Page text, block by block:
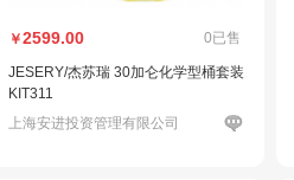
￥2599.00 0已售
JESERY/杰苏瑞 30加仑化学型桶套装
KIT311
上海安进投资管理有限公司